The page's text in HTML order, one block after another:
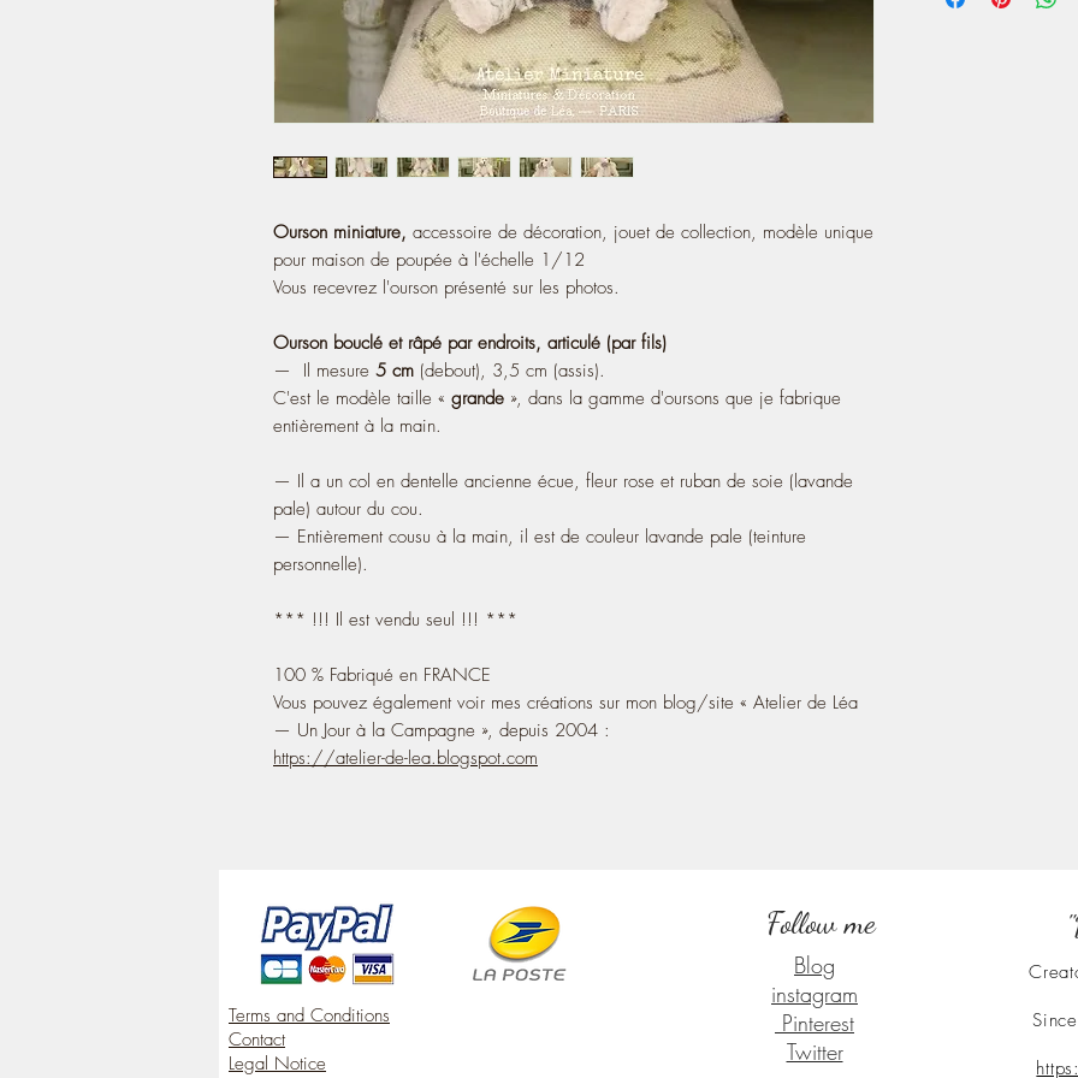
Ourson miniature, accessoire de décoration, jouet de collection, modèle unique
pour maison de poupée à l'échelle 1/12
Vous recevrez l'ourson présenté sur les photos.
Ourson bouclé et râpé par endroits, articulé (par fils)
— Il mesure 5 cm (debout), 3,5 cm (assis).
C'est le modèle taille « grande », dans la gamme d'oursons que je fabrique
entièrement à la main.
— Il a un col en dentelle ancienne écue, fleur rose et ruban de soie (lavande
pale) autour du cou.
— Entièrement cousu à la main, il est de couleur lavande pale (teinture
personnelle).
*** !!! Il est vendu seul !!! ***
100 % Fabriqué en FRANCE
Vous pouvez également voir mes créations sur mon blog/site « Atelier de Léa
— Un Jour à la Campagne », depuis 2004 :
https://atelier-de-lea.blogspot.com
Terms and Conditions
Contact
Legal Notice
Follow me
Blog
instagram
Pinterest
Twitter